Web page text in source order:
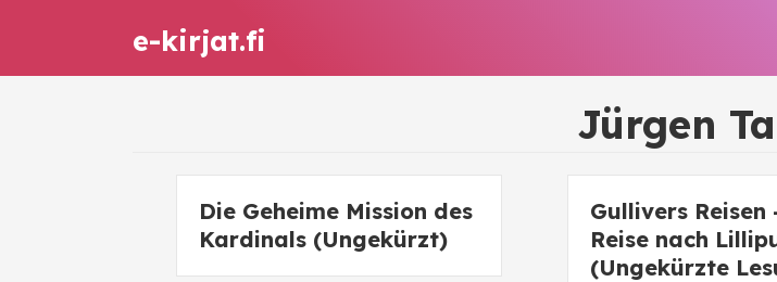
e-kirjat.fi
Jürgen
Die Geheime Mission des
Kardinals (Ungekürzt)
Gullivers Reisen
Reise nach
(Ungekürzte